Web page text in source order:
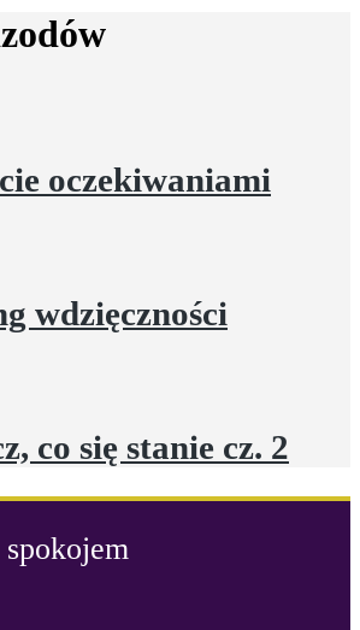
oczekiwaniami
wdzięczności
co się stanie cz. 2